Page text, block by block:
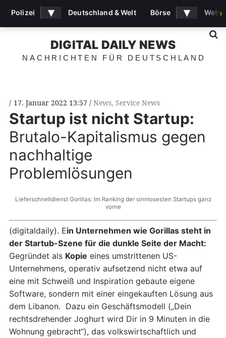
DIGITAL DAILY NEWS
NACHRICHTEN FÜR DEUTSCHLAND
17. Januar 2022 13:57 News, Service News
Startup ist nicht Startup:
Brutalo-Kapitalismus gegen
nachhaltige
Problemlösungen
Lieferschnelldienst Gorillas: Im Ranking der sinnlosesten Startups ganz
vorne
(digitaldaily). Ein Unternehmen wie Gorillas steht in
der Startub-Szene für die dunkle Seite der Macht:
Gegründet als Kopie eines umstrittenen US-
Unternehmens, operativ aufsetzend nicht etwa auf
eine mit Schweiß und Inspiration gebaute eigene
Software, sondern mit einer eingekauften Lösung aus
dem Libanon. Dazu ein Geschäftsmodell („Dein
rechtsdrehender Joghurt wird Dir in 9 Minuten in die
Wohnung gebracht“), das volkswirtschaftlich und
Polizei ▾ Deutschland & Welt Börse ▾ ›